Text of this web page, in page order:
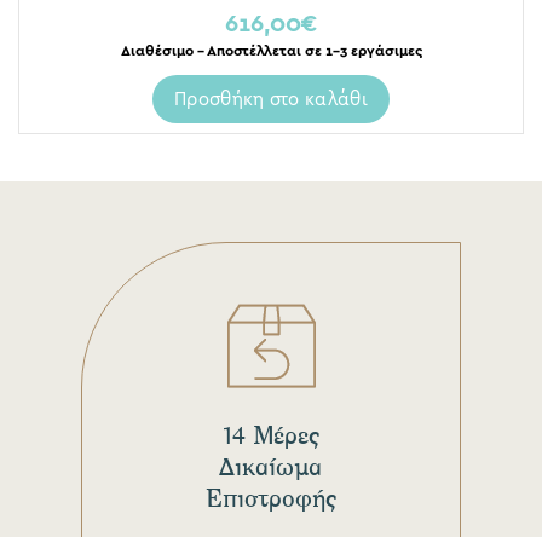
Κορνίζα 60×80
616,00€
Διαθέσιμο – Αποστέλλεται σε 1-3 εργάσιμες
Προσθήκη στο καλάθι
14 Μέρες
Δικαίωμα
Επιστροφής